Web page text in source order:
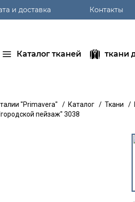
и доставка Контакты
Каталог тканей ткани
"Primavera" / Каталог / Ткани /
пейзаж" 3038